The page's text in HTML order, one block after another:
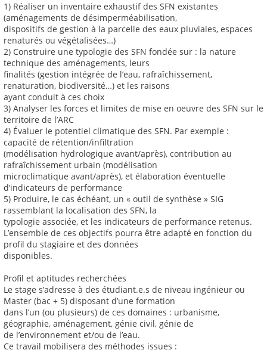
1) Réaliser un inventaire exhaustif des SFN existantes
(aménagements de désimperméabilisation,
dispositifs de gestion à la parcelle des eaux pluviales, espaces
renaturés ou végétalisées…)
2) Construire une typologie des SFN fondée sur : la nature
technique des aménagements, leurs
finalités (gestion intégrée de l’eau, rafraîchissement,
renaturation, biodiversité…) et les raisons
ayant conduit à ces choix
3) Analyser les forces et limites de mise en oeuvre des SFN sur le
territoire de l’ARC
4) Évaluer le potentiel climatique des SFN. Par exemple :
capacité de rétention/infiltration
(modélisation hydrologique avant/après), contribution au
rafraîchissement urbain (modélisation
microclimatique avant/après), et élaboration éventuelle
d’indicateurs de performance
5) Produire, le cas échéant, un « outil de synthèse » SIG
rassemblant la localisation des SFN, la
typologie associée, et les indicateurs de performance retenus.
L’ensemble de ces objectifs pourra être adapté en fonction du
profil du stagiaire et des données
disponibles.
Profil et aptitudes recherchées
Le stage s’adresse à des étudiant.e.s de niveau ingénieur ou
Master (bac + 5) disposant d’une formation
dans l’un (ou plusieurs) de ces domaines : urbanisme,
géographie, aménagement, génie civil, génie de
de l’environnement et/ou de l’eau.
Ce travail mobilisera des méthodes issues :